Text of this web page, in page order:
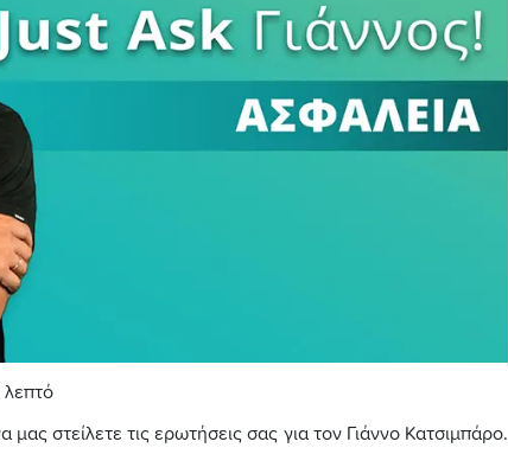
λεπτό
στείλετε τις ερωτήσεις σας για τον Γιάννο Κατσιμπάρο.